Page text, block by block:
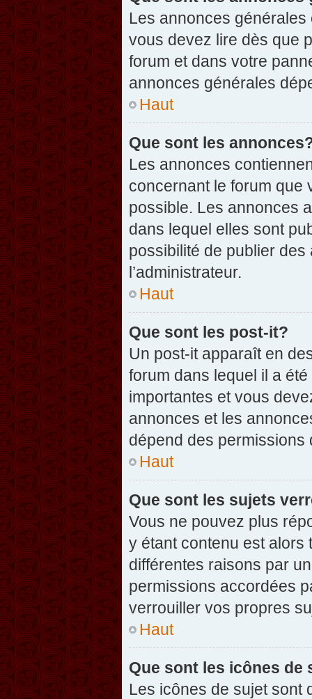
Les annonces
vous devez lire dès que
forum et dans votre
annonces générales
Haut
Que sont les
Les annonces
concernant le forum que
possible. Les annonces
dans lequel elles sont
possibilité de publier
l’administrateur.
Haut
Que sont les post-it?
Un post-it apparaît en
forum dans lequel il a
importantes et vous
annonces et les
dépend des permissions
Haut
Que sont les sujets
Vous ne pouvez plus
y étant contenu est alors
différentes raisons par
permissions accordées
verrouiller vos propres
Haut
Que sont les icônes de
Les icônes de sujet sont